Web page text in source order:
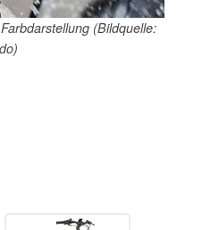
(Bildquelle: